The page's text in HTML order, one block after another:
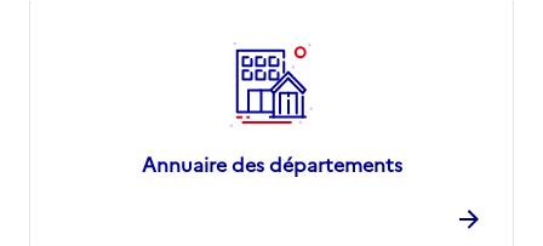
Annuaire des départements